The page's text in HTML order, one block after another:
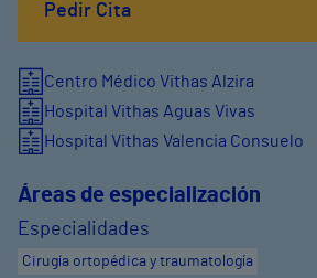
Pedir Cita
Centro Médico Vithas Alzira
Hospital Vithas Aguas Vivas
Hospital Vithas Valencia Consuelo
Áreas de especialización
Especialidades
Cirugía ortopédica y traumatología